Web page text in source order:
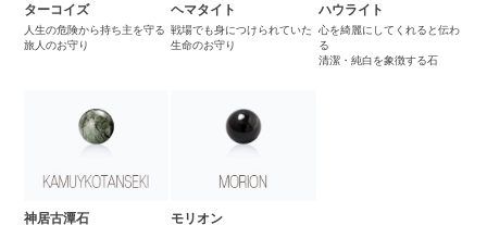
ターコイズ
人生の危険から持ち主を守る
旅人のお守り
ヘマタイト
戦場でも身につけられていた
生命のお守り
ハウライト
心を綺麗にしてくれると伝わ
る
清潔・純白を象徴する石
神居古潭石 モリオン